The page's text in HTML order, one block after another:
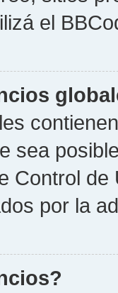
el
sea
Control
por la